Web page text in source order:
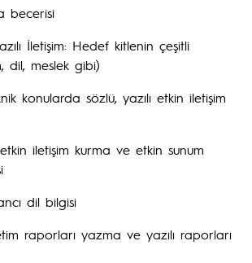
becerisi
İletişim: Hedef kitlenin çeşitli
dil, meslek gibi)
konularda sözlü, yazılı etkin iletişim
etkin iletişim kurma ve etkin sunum
dil bilgisi
raporları yazma ve yazılı raporları